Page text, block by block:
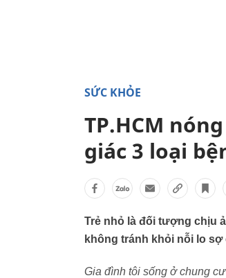
SỨC KHỎE
TP.HCM
giác 3 loại
Trẻ nhỏ là đối tượng chịu
không tránh khỏi nỗi lo
Gia đình tôi sống ở chung